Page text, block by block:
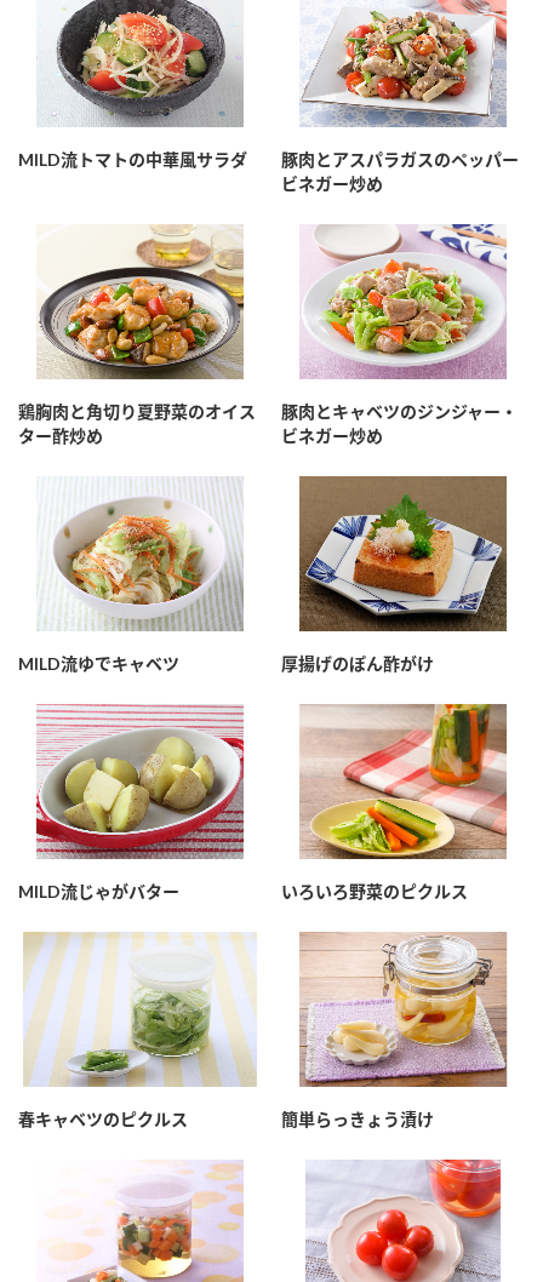
スープ 中華
クイック調味料 レモン果汁
ふりかけ おすしの素
炊き込みご飯の素 米飯用調味液
Fibee
お酢ドリンク
味ぽん
ぽん酢
納豆のサイト
PIN印
三ツ判山吹
千夜
お酢を知ろう！
すしラボ
ぽん酢サワー
納豆の豆知識
鍋奉行マニュアル
ミツカンのCM
ロングセラー商品 ＋ おすすめレシピ
人気商品 ＋ おすすめレシピ
企業理念
ミツカンの歴史
ミツカンを知る
環境への取り組み
ZENB initiative
MIM（ミツカンミュージアム）
各部門が大切にしていること
おいしさと健康への取り組み
キッザニア東京「ぽん酢工房」
採用情報
ニュースリリース
お客様相談センター
お客様の声をいかしました
よくあるご質問
お問い合わせ
地図から取り扱い店舗を探す
ミツカン公式通販
検索
業務用サイト ミツカングループについて 製造所固有記号一覧
MILD流トマトの中華風サラダ
豚肉とアスパラガスのペッパー
ビネガー炒め
鶏胸肉と角切り夏野菜のオイス
ター酢炒め
豚肉とキャベツのジンジャー・
ビネガー炒め
MILD流ゆでキャベツ 厚揚げのぽん酢がけ
MILD流じゃがバター いろいろ野菜のピクルス
春キャベツのピクルス 簡単らっきょう漬け